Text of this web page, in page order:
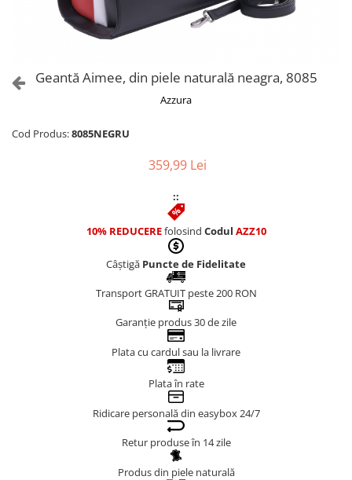
Genti Aurii
Genți Albe
Genți Bej
Geantă Aimee, din piele naturală neagra, 8085
Azzura
Cod Produs:8085NEGRU
359,99 Lei
::
10% REDUCEREfolosind Codul AZZ10
Câștigă Puncte de Fidelitate
Transport GRATUIT peste 200 RON
Garanție produs 30 de zile
Plata cu cardul sau la livrare
Plata în rate
Ridicare personală din easybox 24/7
Retur produse în 14 zile
Produs din piele naturală